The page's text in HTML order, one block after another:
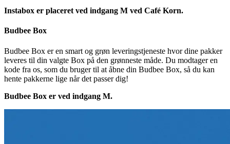
Instabox er placeret ved indgang M ved Café Korn.
Budbee Box
Budbee Box er en smart og grøn leveringstjeneste hvor dine pakker
leveres til din valgte Box på den grønneste måde. Du modtager en
kode fra os, som du bruger til at åbne din Budbee Box, så du kan
hente pakkerne lige når det passer dig!
Budbee Box er ved indgang M.